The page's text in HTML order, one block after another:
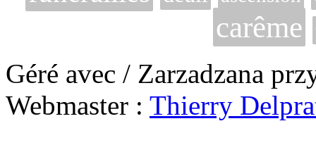
carême
Géré avec / Zarzadzana
Webmaster : Thierry